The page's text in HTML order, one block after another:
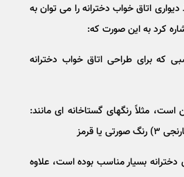
کاغذ دیواری اتاق خواب دخترانه را می توان به
کرد به این صورت که:
که برای طراحی اتاق خواب دخترانه
است، مثلاً رنگهای گستاخانه ای مانند:
دخترانه بسیار مناسب بوده است، علاوه